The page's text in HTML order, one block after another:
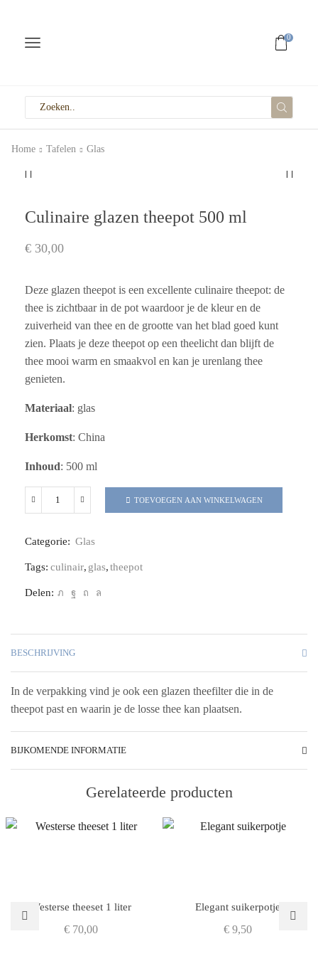
0
Home Tafelen Glas
Culinaire glazen theepot 500 ml
€ 30,00
Deze glazen theepot is een excellente culinaire theepot: de
thee is zichtbaar in de pot waardoor je de kleur en de
zuiverheid van thee en de grootte van het blad goed kunt
zien. Plaats je deze theepot op een theelicht dan blijft de
thee mooi warm en smaakvol en kan je urenlang thee
genieten.
Materiaal: glas
Herkomst: China
Inhoud: 500 ml
TOEVOEGEN AAN WINKELWAGEN
Categorie: Glas
Tags: culinair, glas,theepot
Delen:
BESCHRIJVING
In de verpakking vind je ook een glazen theefilter die in de
theepot past en waarin je de losse thee kan plaatsen.
BIJKOMENDE INFORMATIE
Gerelateerde producten
Westerse theeset 1 liter
€70,00
Elegant suikerpotje
€9,50